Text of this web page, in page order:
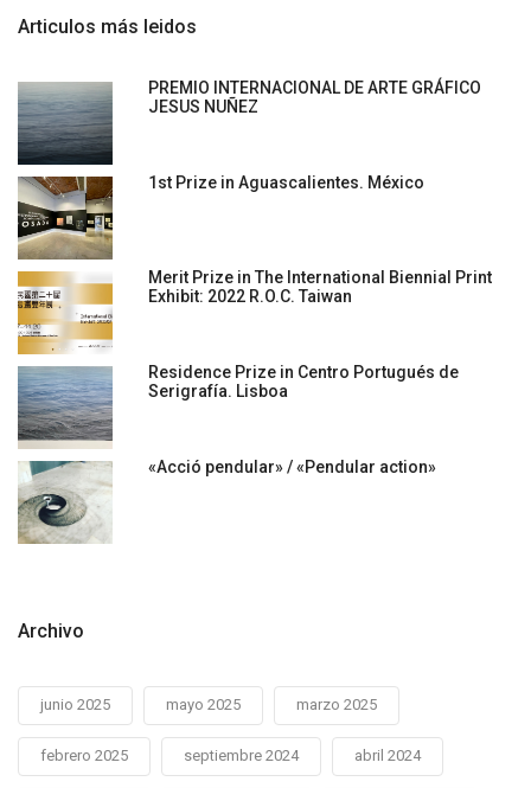
Articulos más leidos
PREMIO INTERNACIONAL DE ARTE GRÁFICO
JESUS NUÑEZ
1st Prize in Aguascalientes. México
Merit Prize in The International Biennial Print
Exhibit: 2022 R.O.C. Taiwan
Residence Prize in Centro Portugués de
Serigrafía. Lisboa
«Acció pendular» / «Pendular action»
Archivo
junio 2025 mayo 2025 marzo 2025
febrero 2025 septiembre 2024 abril 2024